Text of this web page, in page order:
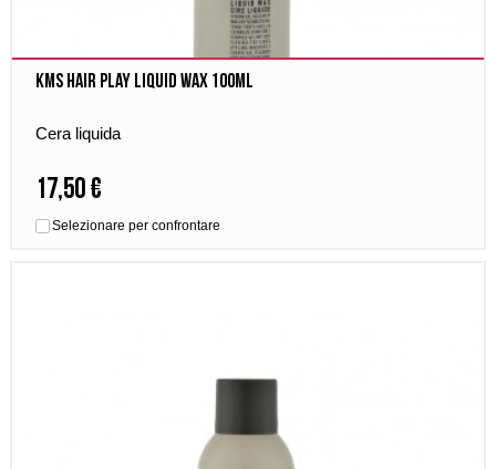
Kms Hair Play Liquid Wax 100ml
Cera liquida
17,50 €
Selezionare per confrontare